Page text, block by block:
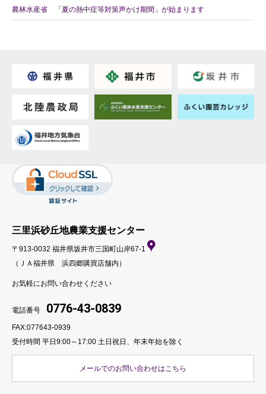
農林水産省 「夏の熱中症等対策声かけ期間」が始まります
三里浜砂丘地農業支援センター
〒913-0032 福井県坂井市三国町山岸67-1
（ＪＡ福井県 浜四郷購買店舗内）
お気軽にお問い合わせください
電話番号 0776-43-0839
FAX:077643-0939
受付時間 平日9:00～17:00 土日祝日、年末年始を除く
メールでのお問い合わせはこちら